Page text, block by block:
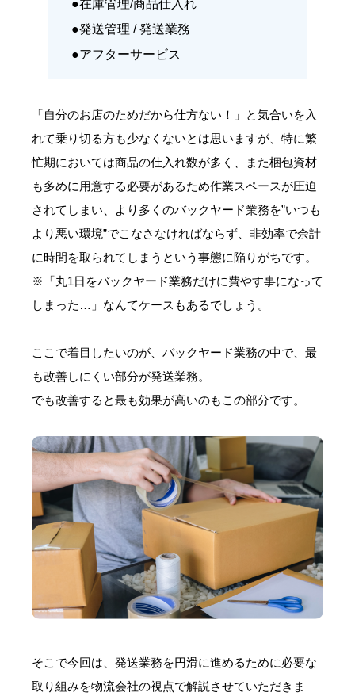
●在庫管理/商品仕入れ
●発送管理 / 発送業務
●アフターサービス
「自分のお店のためだから仕方ない！」と気合いを入
れて乗り切る方も少なくないとは思いますが、特に繁
忙期においては商品の仕入れ数が多く、また梱包資材
も多めに用意する必要があるため作業スペースが圧迫
されてしまい、より多くのバックヤード業務を”いつも
より悪い環境”でこなさなければならず、非効率で余計
に時間を取られてしまうという事態に陥りがちです。
※「丸1日をバックヤード業務だけに費やす事になって
しまった…」なんてケースもあるでしょう。
ここで着目したいのが、バックヤード業務の中で、最
も改善しにくい部分が発送業務。
でも改善すると最も効果が高いのもこの部分です。
そこで今回は、発送業務を円滑に進めるために必要な
取り組みを物流会社の視点で解説させていただきま